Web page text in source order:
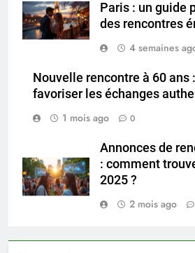
Paris : un guide
des rencontres
4 semaines
Nouvelle rencontre à 60 ans
favoriser les échanges
1 mois ago
0
Annonces de
: comment
2025 ?
2 mois ago